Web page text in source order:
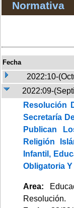
Normativa
Fecha
2022:10-
2022:09-
Resolución
Secretaría
Publican
Religión
Infantil,
Obligatoria
Area:
Resolución.